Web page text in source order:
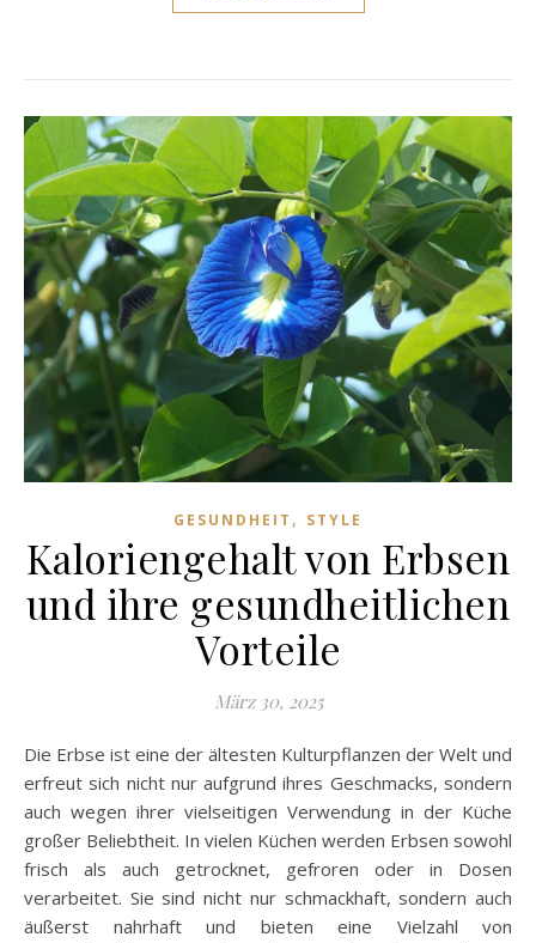
GESUNDHEIT , STYLE
Kaloriengehalt von Erbsen
und ihre gesundheitlichen
Vorteile
März 30, 2025
Die Erbse ist eine der ältesten Kulturpflanzen der Welt und
erfreut sich nicht nur aufgrund ihres Geschmacks, sondern
auch wegen ihrer vielseitigen Verwendung in der Küche
großer Beliebtheit. In vielen Küchen werden Erbsen sowohl
frisch als auch getrocknet, gefroren oder in Dosen
verarbeitet. Sie sind nicht nur schmackhaft, sondern auch
äußerst nahrhaft und bieten eine Vielzahl von